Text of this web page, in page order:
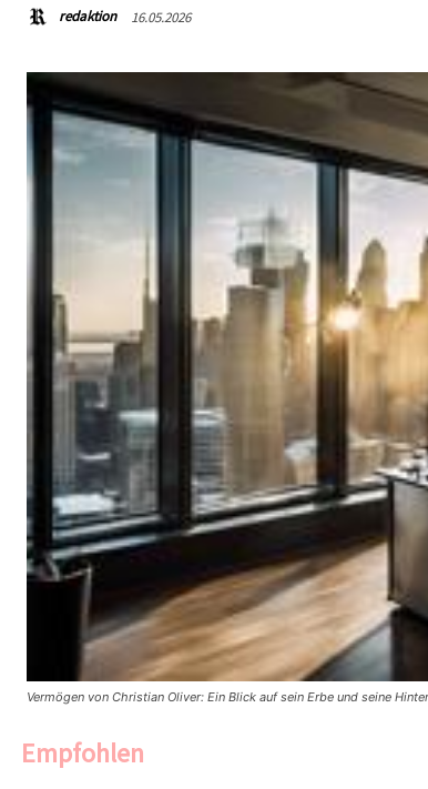
redaktion 16.05.2026
Vermögen von Christian Oliver: Ein Blick auf sein Erbe und seine
Empfohlen